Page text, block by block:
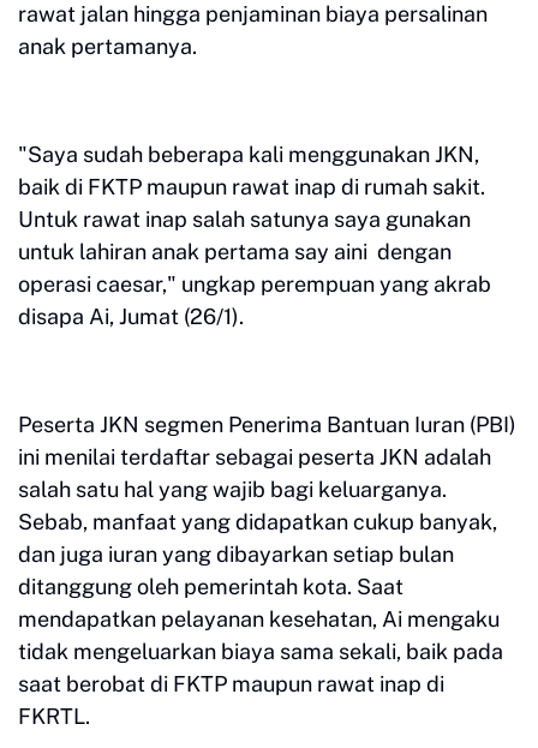
rawat jalan hingga penjaminan biaya persalinan
anak pertamanya.
"Saya sudah beberapa kali menggunakan JKN,
baik di FKTP maupun rawat inap di rumah sakit.
Untuk rawat inap salah satunya saya gunakan
untuk lahiran anak pertama say aini dengan
operasi caesar," ungkap perempuan yang akrab
disapa Ai, Jumat (26/1).
Peserta JKN segmen Penerima Bantuan Iuran (PBI)
ini menilai terdaftar sebagai peserta JKN adalah
salah satu hal yang wajib bagi keluarganya.
Sebab, manfaat yang didapatkan cukup banyak,
dan juga iuran yang dibayarkan setiap bulan
ditanggung oleh pemerintah kota. Saat
mendapatkan pelayanan kesehatan, Ai mengaku
tidak mengeluarkan biaya sama sekali, baik pada
saat berobat di FKTP maupun rawat inap di
FKRTL.